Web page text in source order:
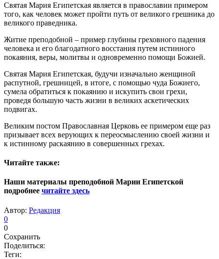
Святая Мария Египетская является в православии примером
того, как человек может пройти путь от великого грешника до
великого праведника.
Житие преподобной – пример глубины греховного падения
человека и его благодатного восстания путем истинного
покаяния, веры, молитвы и одновременно помощи Божией.
Святая Мария Египетская, будучи изначально женщиной
распутной, грешницей, в итоге, с помощью чуда Божиего,
сумела обратиться к покаянию и искупить свои грехи,
проведя большую часть жизни в великих аскетических
подвигах.
Великим постом Православная Церковь ее примером еще раз
призывает всех верующих к переосмыслению своей жизни и
к истинному раскаянию в совершенных грехах.
Читайте также:
Наши материалы преподобной Марии Египетской
подробнее читайте здесь
Автор: Редакция
0
0
Сохранить
Поделиться:
Теги: